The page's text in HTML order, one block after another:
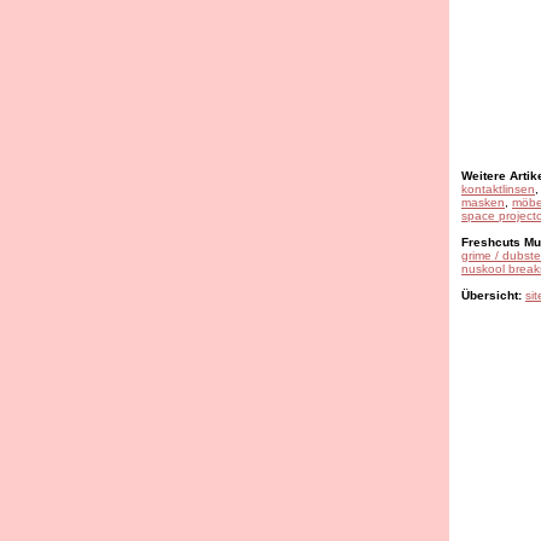
Weitere
kontaktlinsen
masken
space
Freshcuts
grime /
nuskool
Übersicht: